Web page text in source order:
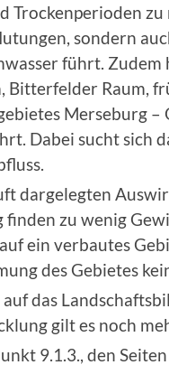
Trockenperioden
sondern
führt. Zudem
Bitterfelder Raum,
Merseburg
Dabei sucht sich
dargelegten
zu wenig
ein verbautes
des Gebietes
das
gilt es noch
9.1.3., den